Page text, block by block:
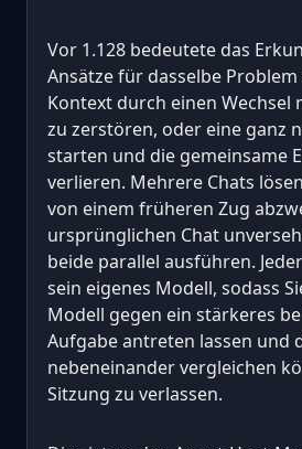
Vor 1.128 bedeutete das
Ansätze für dasselbe
Kontext durch einen Wechsel
zu zerstören, oder eine ganz
starten und die gemeinsame
verlieren. Mehrere Chats
von einem früheren Zug
ursprünglichen Chat
beide parallel ausführen.
sein eigenes Modell, sodass
Modell gegen ein stärkeres
Aufgabe antreten lassen und
nebeneinander vergleichen
Sitzung zu verlassen.